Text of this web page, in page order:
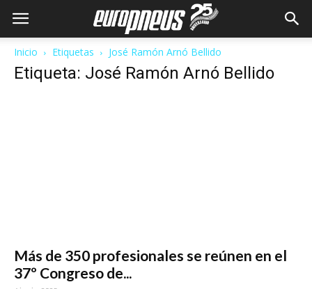
Inicio Etiquetas José Ramón Arnó Bellido
Etiqueta: José Ramón Arnó Bellido
Más de 350 profesionales se reúnen en el
37º Congreso de...